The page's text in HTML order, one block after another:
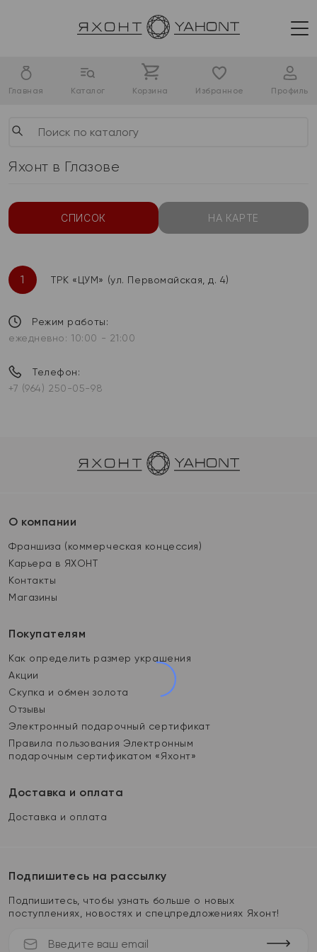
Главная Каталог Корзина Избранное Профиль
Яхонт в Глазове
СПИСОК НА КАРТЕ
1 ТРК «ЦУМ» (ул. Первомайская, д. 4)
Режим работы:
ежедневно: 10:00 - 21:00
Телефон:
+7 (964) 250-05-98
О компании
Франшиза (коммерческая концессия)
Карьера в ЯХОНТ
Контакты
Магазины
Покупателям
Как определить размер украшения
Акции
Скупка и обмен золота
Отзывы
Электронный подарочный сертификат
Правила пользования Электронным
подарочным сертификатом «Яхонт»
Доставка и оплата
Доставка и оплата
Подпишитесь на рассылку
Подпишитесь, чтобы узнать больше о новых
поступлениях, новостях и спецпредложениях Яхонт!